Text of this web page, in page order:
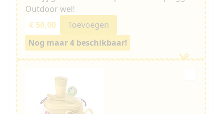
Outdoor wel!
€ 50,00
Toevoegen
Nog maar 4 beschikbaar!